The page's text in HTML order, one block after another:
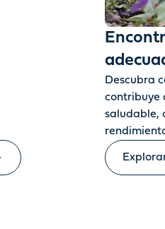
Descubra
contribuye
saludable,